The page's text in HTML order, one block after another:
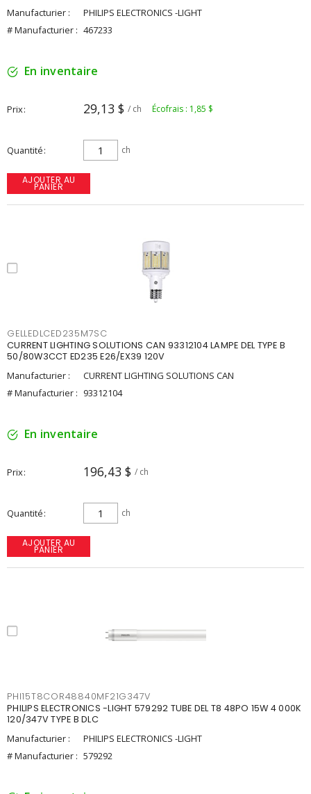
Manufacturier :
PHILIPS ELECTRONICS -LIGHT
# Manufacturier : 467233
En inventaire
Prix 29,13 $ / ch Écofrais : 1,85 $
Quantité ch
AJOUTER AU
PANIER
GELLEDLCED235M7SC
CURRENT LIGHTING SOLUTIONS CAN 93312104 LAMPE DEL TYPE B
50/80W3CCT ED235 E26/EX39 120V
Manufacturier :
CURRENT LIGHTING SOLUTIONS CAN
# Manufacturier : 93312104
En inventaire
Prix 196,43 $ / ch
Quantité ch
AJOUTER AU
PANIER
PHI15T8COR48840MF21G347V
PHILIPS ELECTRONICS -LIGHT 579292 TUBE DEL T8 48PO 15W 4 000K
120/347V TYPE B DLC
Manufacturier :
PHILIPS ELECTRONICS -LIGHT
# Manufacturier : 579292